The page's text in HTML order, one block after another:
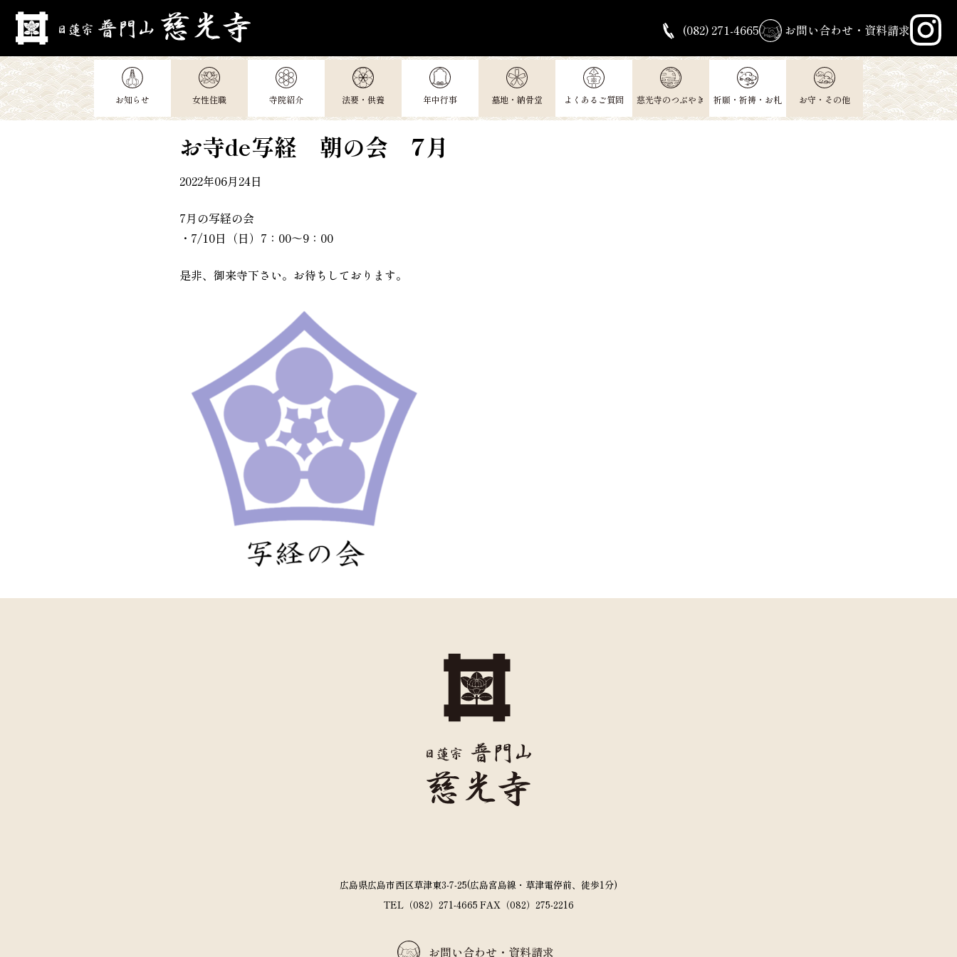
Skip
content
(082) 271-4665 お問い合わせ・資料請求
お知らせ 女性住職 寺院紹介 法要・供養 年中行事 墓地・納骨堂 よくあるご質問 慈光寺のつぶやき 祈願・祈祷・お札 お守・その他
お寺de写経 朝の会 7月
2022年06月24日
7月の写経の会
・7/10日（日）7：00～9：00
是非、御来寺下さい。お待ちしております。
広島県広島市西区草津東3-7-25(広島宮島線・草津電停前、徒歩1分)
TEL（082）271-4665 FAX（082）275-2216
お問い合わせ・資料請求